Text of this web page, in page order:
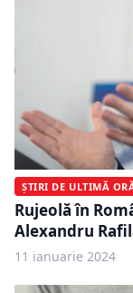
ȘTIRI DE ULTIMĂ
Rujeolă în
Alexandru
11 ianuarie 2024